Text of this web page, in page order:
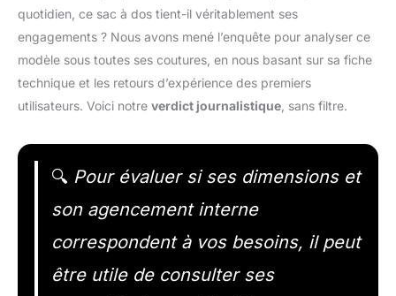
quotidien, ce sac à dos tient-il véritablement ses
engagements ? Nous avons mené l’enquête pour analyser ce
modèle sous toutes ses coutures, en nous basant sur sa fiche
technique et les retours d’expérience des premiers
utilisateurs. Voici notre verdict journalistique , sans filtre.
🔍 Pour évaluer si ses dimensions et
son agencement interne
correspondent à vos besoins, il peut
être utile de consulter ses